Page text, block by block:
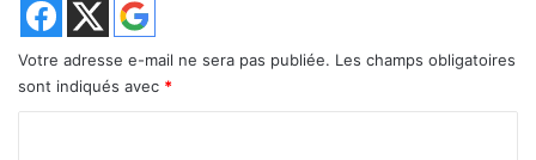
Votre adresse e-mail ne sera pas publiée. Les champs obligatoires
sont indiqués avec *